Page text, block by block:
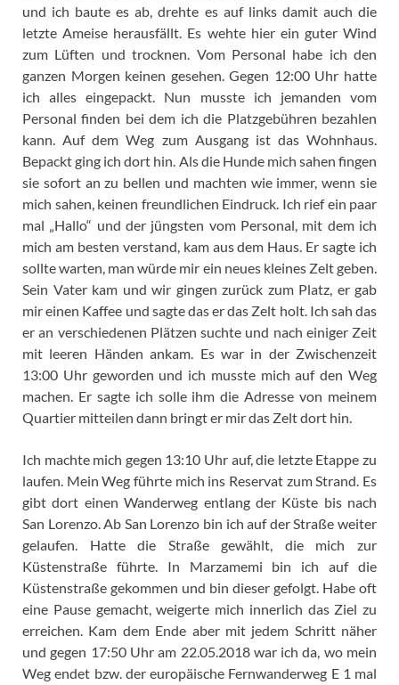
und ich baute es ab, drehte es auf links damit auch die
letzte Ameise herausfällt. Es wehte hier ein guter Wind
zum Lüften und trocknen. Vom Personal habe ich den
ganzen Morgen keinen gesehen. Gegen 12:00 Uhr hatte
ich alles eingepackt. Nun musste ich jemanden vom
Personal finden bei dem ich die Platzgebühren bezahlen
kann. Auf dem Weg zum Ausgang ist das Wohnhaus.
Bepackt ging ich dort hin. Als die Hunde mich sahen fingen
sie sofort an zu bellen und machten wie immer, wenn sie
mich sahen, keinen freundlichen Eindruck. Ich rief ein paar
mal „Hallo“ und der jüngsten vom Personal, mit dem ich
mich am besten verstand, kam aus dem Haus. Er sagte ich
sollte warten, man würde mir ein neues kleines Zelt geben.
Sein Vater kam und wir gingen zurück zum Platz, er gab
mir einen Kaffee und sagte das er das Zelt holt. Ich sah das
er an verschiedenen Plätzen suchte und nach einiger Zeit
mit leeren Händen ankam. Es war in der Zwischenzeit
13:00 Uhr geworden und ich musste mich auf den Weg
machen. Er sagte ich solle ihm die Adresse von meinem
Quartier mitteilen dann bringt er mir das Zelt dort hin.
Ich machte mich gegen 13:10 Uhr auf, die letzte Etappe zu
laufen. Mein Weg führte mich ins Reservat zum Strand. Es
gibt dort einen Wanderweg entlang der Küste bis nach
San Lorenzo. Ab San Lorenzo bin ich auf der Straße weiter
gelaufen. Hatte die Straße gewählt, die mich zur
Küstenstraße führte. In Marzamemi bin ich auf die
Küstenstraße gekommen und bin dieser gefolgt. Habe oft
eine Pause gemacht, weigerte mich innerlich das Ziel zu
erreichen. Kam dem Ende aber mit jedem Schritt näher
und gegen 17:50 Uhr am 22.05.2018 war ich da, wo mein
Weg endet bzw. der europäische Fernwanderweg E 1 mal